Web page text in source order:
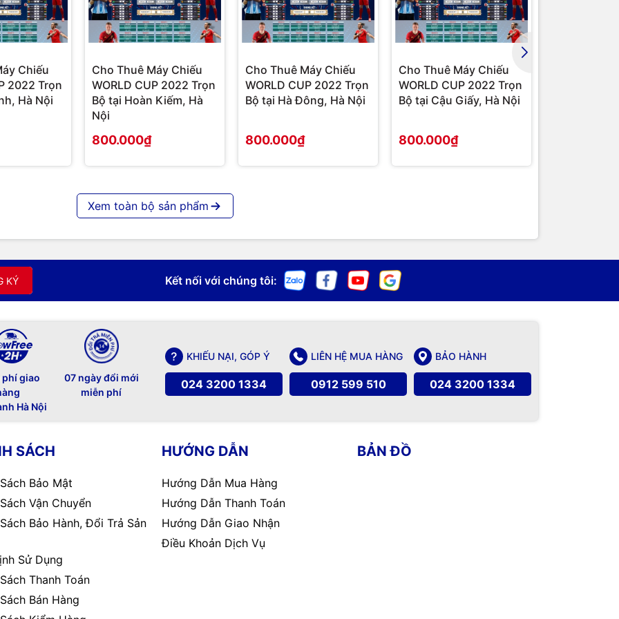
máy chiếu của avc.vn
thuê máy chiếu
bóng đá:
đồng
ảnh đẹp, độ phân giải cao, màn chiếu
1.000.000
. Nếu quý khách chỉ thuê máy chiếu,
điện kiện thuê thực tế của quý khách, nhân
để có giá tốt nhất.
ưu đãi.
cầu lấy hóa đơn GTGT, quý khách hãy liên
máy chiếu, dây kết nối HDMI hoặc VGA kết
chiếu tốt nhất tại
Chiếu
2022 Trọn
Hà Nội
Cho Thuê Máy Chiếu
WORLD CUP 2022 Trọn
Bộ tại Hoàn Kiếm, Hà
Nội
800.000₫
Cho Thuê Máy Chiếu
WORLD CUP 2022 Trọn
Bộ tại Hà Đông, Hà Nội
800.000₫
Cho Thuê Máy Chiếu
WORLD CUP 2022 Trọn
Bộ tại Cậu Giấy, Hà Nội
800.000₫
Xem toàn bộ sản phẩm
KÝ Kết nối với chúng tôi:
phí giao
Hà Nội
07 ngày đổi mới
miễn phí
KHIẾU NẠI, GÓP Ý
024 3200 1334
LIÊN HỆ MUA HÀNG
0912 599 510
BẢO HÀNH
024 3200 1334
SÁCH
Bảo Mật
Vận Chuyển
Bảo Hành, Đổi Trả Sản
Sử Dụng
Thanh Toán
Bán Hàng
HƯỚNG DẪN
Hướng Dẫn Mua Hàng
Hướng Dẫn Thanh Toán
Hướng Dẫn Giao Nhận
Điều Khoản Dịch Vụ
BẢN ĐỒ